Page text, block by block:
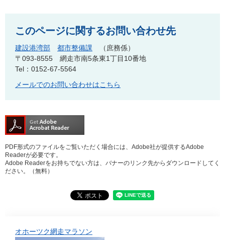
このページに関するお問い合わせ先
建設港湾部 都市整備課
庶務係
〒093-8555
網走市南5条東1丁目10番地
Tel：0152-67-5564
メールでのお問い合わせはこちら
PDF形式のファイルをご覧いただく場合には、Adobe社が提供するAdobe
Readerが必要です。
Adobe Readerをお持ちでない方は、バナーのリンク先からダウンロードしてく
ださい。（無料）
オホーツク網走マラソン